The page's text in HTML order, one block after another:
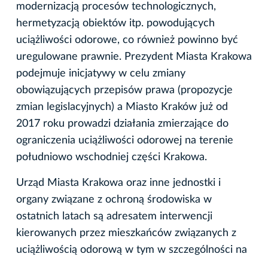
modernizacją procesów technologicznych,
hermetyzacją obiektów itp. powodujących
uciążliwości odorowe, co również powinno być
uregulowane prawnie. Prezydent Miasta Krakowa
podejmuje inicjatywy w celu zmiany
obowiązujących przepisów prawa (propozycje
zmian legislacyjnych) a Miasto Kraków już od
2017 roku prowadzi działania zmierzające do
ograniczenia uciążliwości odorowej na terenie
południowo wschodniej części Krakowa.
Urząd Miasta Krakowa oraz inne jednostki i
organy związane z ochroną środowiska w
ostatnich latach są adresatem interwencji
kierowanych przez mieszkańców związanych z
uciążliwością odorową w tym w szczególności na